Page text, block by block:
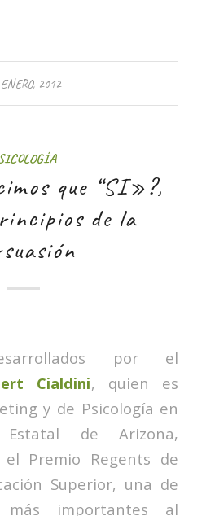
2012
que “SI»?,
de la
por el
Cialdini, quien es
y de Psicología en
de Arizona,
el Premio Regents de
Superior, una de
más importantes al